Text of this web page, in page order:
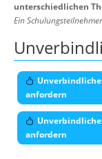
unterschiedlichen
Ein
anfordern
anfordern